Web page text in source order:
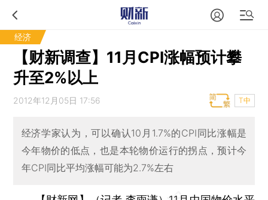
经济
【财新调查】11月CPI涨幅预计攀
升至2%以上
2012年12月05日 17:56 T中
经济学家认为，可以确认10月1.7%的CPI同比涨幅是
今年物价的低点，也是本轮物价运行的拐点，预计今
年CPI同比平均涨幅可能为2.7%左右